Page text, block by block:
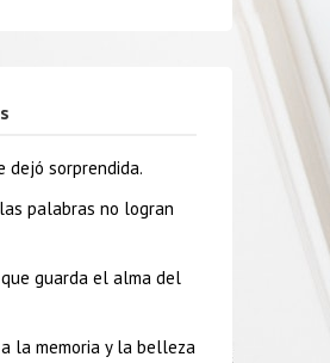
dejó sorprendida.
palabras no logran
guarda el alma del
la memoria y la belleza